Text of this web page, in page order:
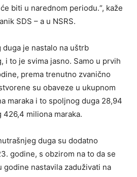
biti u narednom periodu.“, kaže
SDS – a u NSRS.
je nastalo na uštrb
i to je svima jasno. Samo u prvih
prema trenutno zvanično
su obaveze u ukupnom
maraka i to spoljnog duga 28,94
miliona maraka.
duga su dodatno
godine, s obzirom na to da se
godine nastavila zaduživati na